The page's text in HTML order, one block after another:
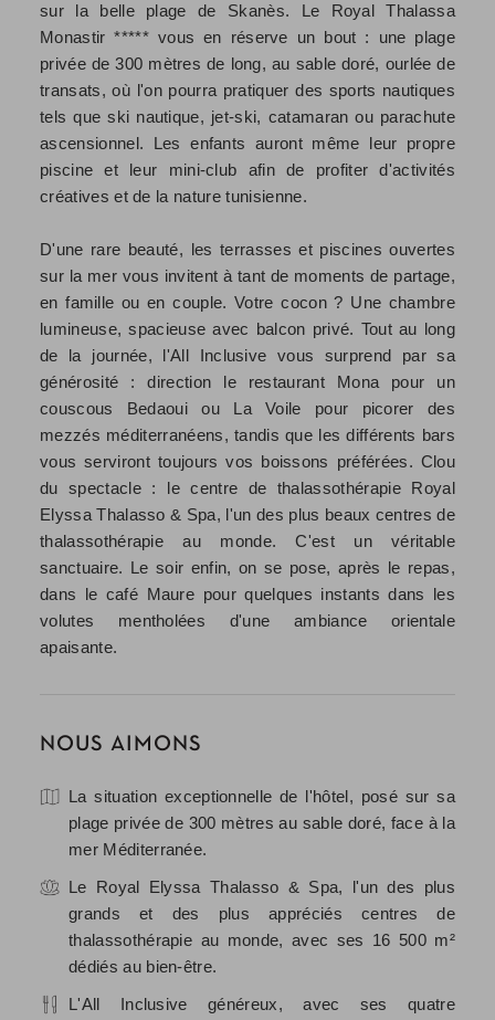
sur la belle plage de Skanès. Le Royal Thalassa
Monastir ***** vous en réserve un bout : une plage
privée de 300 mètres de long, au sable doré, ourlée de
transats, où l'on pourra pratiquer des sports nautiques
tels que ski nautique, jet-ski, catamaran ou parachute
ascensionnel. Les enfants auront même leur propre
piscine et leur mini-club afin de profiter d'activités
créatives et de la nature tunisienne.
D'une rare beauté, les terrasses et piscines ouvertes
sur la mer vous invitent à tant de moments de partage,
en famille ou en couple. Votre cocon ? Une chambre
lumineuse, spacieuse avec balcon privé. Tout au long
de la journée, l'All Inclusive vous surprend par sa
générosité : direction le restaurant Mona pour un
couscous Bedaoui ou La Voile pour picorer des
mezzés méditerranéens, tandis que les différents bars
vous serviront toujours vos boissons préférées. Clou
du spectacle : le centre de thalassothérapie Royal
Elyssa Thalasso & Spa, l'un des plus beaux centres de
thalassothérapie au monde. C'est un véritable
sanctuaire. Le soir enfin, on se pose, après le repas,
dans le café Maure pour quelques instants dans les
volutes mentholées d'une ambiance orientale
apaisante.
NOUS AIMONS
La situation exceptionnelle de l'hôtel, posé sur sa
plage privée de 300 mètres au sable doré, face à la
mer Méditerranée.
Le Royal Elyssa Thalasso & Spa, l'un des plus
grands et des plus appréciés centres de
thalassothérapie au monde, avec ses 16 500 m²
dédiés au bien-être.
L'All Inclusive généreux, avec ses quatre